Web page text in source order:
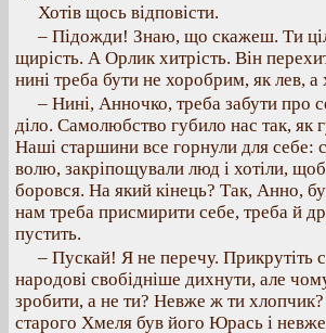
Хотів щось відповісти.
– Підожди! Знаю, що скажеш. Ти
щирість. А Орлик хитрість. Він
нині треба бути не хоробрим, як лев, а
– Нині, Анночко, треба забути про
діло. Самолюбство губило нас так, як
Наші старшини все горнули для себе:
волю, закріпощували люд і хотіли, щоб
боровся. На який кінець? Так, Анно,
нам треба присмирити себе, треба й
пустить.
– Пускай! Я не перечу. Прикрутіть
народові свобідніше дихнути, але
зробити, а не ти? Невже ж ти
старого Хмеля був його Юрась і